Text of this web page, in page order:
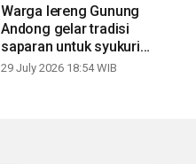
Warga lereng Gunung
Andong gelar tradisi
saparan untuk syukuri
panen
29 July 2026 18:54 WIB